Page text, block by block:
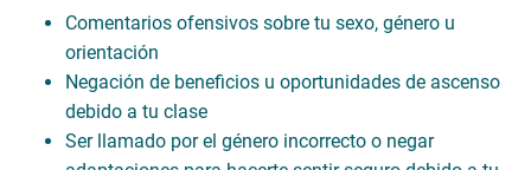
Comentarios ofensivos sobre tu sexo, género u
orientación
Negación de beneficios u oportunidades de ascenso
debido a tu clase
Ser llamado por el género incorrecto o negar